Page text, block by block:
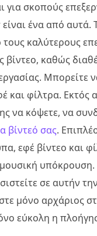
για σκοπούς
ένα από
τους καλύτερους
βίντεο, καθώς
Μπορείτε
και φίλτρα. Εκτός
να κόψετε, να
βίντεό σας.
εφέ βίντεο και
σε αυτήν
μόνο αρχάριος
εύκολη η